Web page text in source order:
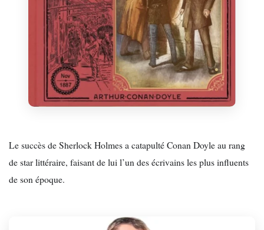
Le succès de Sherlock Holmes a catapulté Conan Doyle au rang
de star littéraire, faisant de lui l’un des écrivains les plus influents
de son époque.